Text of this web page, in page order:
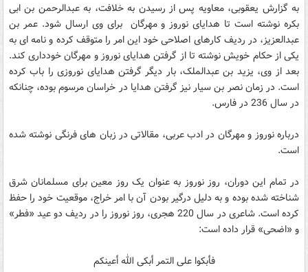
به گزارش يعقوبى، معاويه پس از رسيدن به خلافت، به عبدالرحمن بن ابى
‏بکره نوشته است تا هداياى نوروز و مهرگان براى وى ارسال شود. عمر بن
عبدالعزيز، در رديف کارهاى اصلاحى خود اين امر را متوقف کرده و نامه‏ اى به
يکى از حکام خويش نوشته تا از گرفتن هداياى نوروز و مهرگان خوددارى کند.
بعد از وى، يزيد بن عبدالملک، بار ديگر گرفتن هداياى نوروزى را باب کرده
است. در زمان نصر بن سيار نيز گرفتن هدايا در خراسان مرسوم بوده، چنانکه
در سال 236 در فارس.
درباره نوروز و مهرگان در ادب عربى، مقالاتى در زبان هاى فرنگى نوشته شده
است.
در تمام اين دوران، روز نوروز به عنوان يک روز معين براى مسلمانان شرق
شناخته شده بوده و به دليل درگير بودن آن با امر خراج، موقعيت خود را حفظ
کرده است. شاعرى در سال 220 هجرى، روز نوروز را در رديف دو عيد «فطر»
و «اضحى» قرار داده است:
فأبکوا على التمر أبکى الله أعينکم